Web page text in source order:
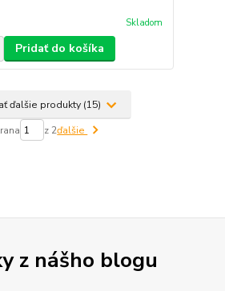
Skladom
Pridať do košíka
ďalšie produkty (15)
z 2ďalšie
z nášho blogu